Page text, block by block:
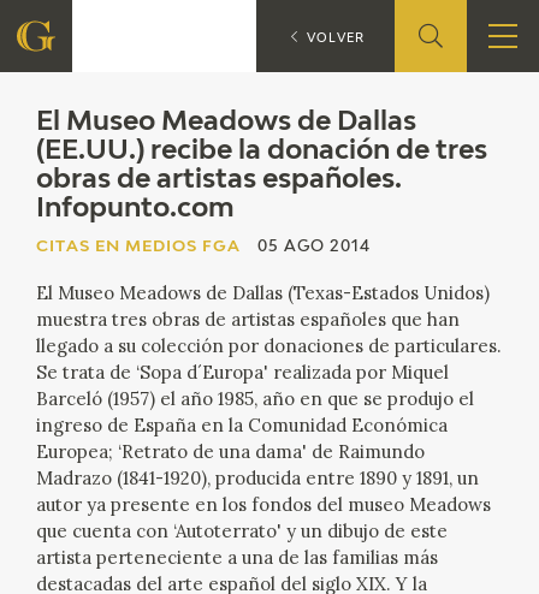
FUNDACIÓN
QUIENES SOMOS
ACCIÓN CORPORATIVA
SEDE
CONTACTO
PROGRAMACIÓN
EXPOSICIONES
El Museo Meadows de Dallas
(EE.UU.) recibe la donación de tres
obras de artistas españoles.
Infopunto.com
CITAS EN MEDIOS FGA 05 AGO 2014
El Museo Meadows de Dallas (Texas-Estados Unidos)
muestra tres obras de artistas españoles que han
llegado a su colección por donaciones de particulares.
Se trata de ‘Sopa d´Europa' realizada por Miquel
Barceló (1957) el año 1985, año en que se produjo el
ingreso de España en la Comunidad Económica
Europea; ‘Retrato de una dama' de Raimundo
Madrazo (1841-1920), producida entre 1890 y 1891, un
autor ya presente en los fondos del museo Meadows
que cuenta con ‘Autoterrato' y un dibujo de este
artista perteneciente a una de las familias más
destacadas del arte español del siglo XIX. Y la
CITAS EN MEDIOS FGA El
VOLVER